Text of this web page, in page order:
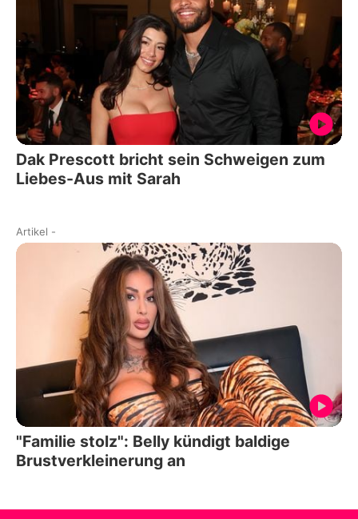
Dak Prescott bricht sein Schweigen zum
Liebes-Aus mit Sarah
Artikel -
"Familie stolz": Belly kündigt baldige
Brustverkleinerung an